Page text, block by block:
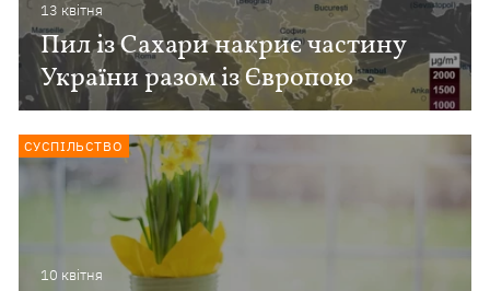
13 квiтня
Пил із Сахари накриє частину
України разом із Європою
10 квiтня
СУСПІЛЬСТВО